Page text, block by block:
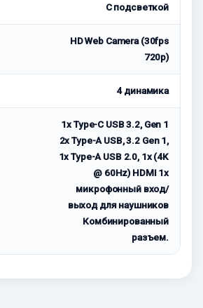
C подсветкой
HD Web Camera (30fps
720p)
4 динамика
1x Type-C USB 3.2, Gen 1
2x Type-A USB, 3.2 Gen 1,
1x Type-A USB 2.0, 1x (4K
@ 60Hz) HDMI 1x
микрофонный вход/
выход для наушников
Комбинированный
разъем.